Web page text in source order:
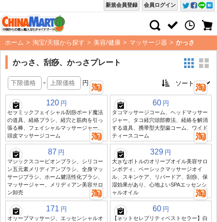
会員ログイン
新規会員登録
ホーム > 淘宝/天猫から探す > 美容/健康 > マッサージ器 > かっさ
かっさ、刮痧、かっさプレート
- 円
120 円
セラミックフェイシャル刮痧ボード魔法
の道具、経絡ブラシ、経穴と筋肉を引っ
張る棒、フェイシャルマッサージャー、
頭皮マッサージコーム
60 円
タコマッサージコーム、ヘッドマッサー
ジャー、タコ経穴頭部療法、経絡を解消
する道具、携帯型大型歯コーム、ワイド
ティースコーム
87 円
マジックスコーピオンブラシ、シリコー
ン五元素メリディアンブラシ、全身マッ
サージブラシ、ホーム腱活性化ブラシ、
マッサージャー、メリディアン美容サロ
ン卸売
329 円
大きなボトルのオリーブオイル美容サロ
ンボディ、ベーシックマッサージオイ
ル、スキンケア、リバードア、刮痧、保
湿効果があり、心地よいSPAエッセンシ
ャルオイル
171 円
オリーブマッサージ、エッセンシャルオ
60 円
【ネットセレブリティベストセラー】白